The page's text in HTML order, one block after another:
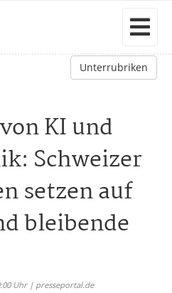
Unterrubriken
KI und
Schweizer
setzen auf
bleibende
Uhr | presseportal.de